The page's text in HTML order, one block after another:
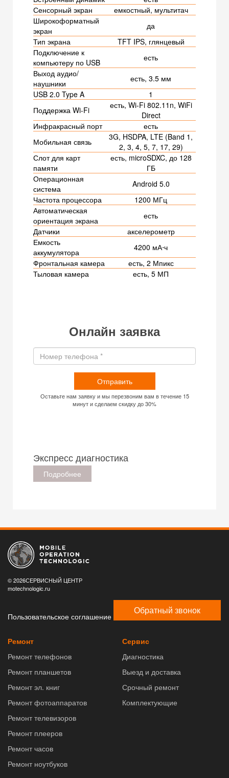
Сенсорный экран
емкостный, мультитач
Широкоформатный
экран
да
Тип экрана
TFT IPS, глянцевый
Подключение к
компьютеру по USB
есть
Выход аудио/
наушники
есть, 3.5 мм
USB 2.0 Type A
1
Поддержка Wi-Fi
есть, Wi-Fi 802.11n, WiFi
Direct
Инфракрасный порт
есть
Мобильная связь
3G, HSDPA, LTE (Band 1,
2, 3, 4, 5, 7, 17, 29)
Слот для карт
памяти
есть, microSDXC, до 128
ГБ
Операционная
система
Android 5.0
Частота процессора
1200 МГц
Автоматическая
ориентация экрана
есть
Датчики
акселерометр
Емкость
аккумулятора
4200 мА⋅ч
Фронтальная камера
есть, 2 Мпикс
Тыловая камера
есть, 5 МП
Онлайн заявка
Отправить
Оставьте нам заявку и мы перезвоним вам в течение 15
минут и сделаем скидку до 30%
Экспресс диагностика
Подробнее
© 2026СЕРВИСНЫЙ ЦЕНТР
motechnologic.ru
Пользовательское соглашение
Обратный звонок
Ремонт
Ремонт телефонов
Ремонт планшетов
Ремонт эл. книг
Ремонт фотоаппаратов
Ремонт телевизоров
Ремонт плееров
Ремонт часов
Ремонт ноутбуков
Сервис
Диагностика
Выезд и доставка
Срочный ремонт
Комплектующие